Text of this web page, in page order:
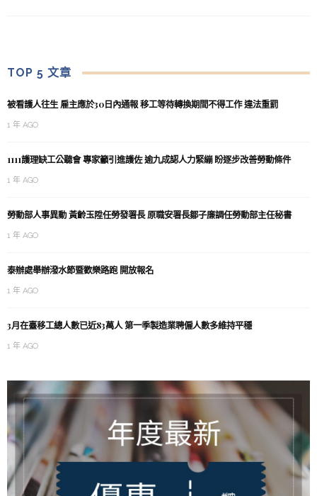
TOP 5 文章
被看護人往生 雇主應於30日內通報 移工等待轉換期間不得工作 違法重罰
1 年 AGO
1111護理缺工公聽會 專家籲引進護佐 逾九成認人力緊繃 盼逐步改善勞動條件
1 年 AGO
勞動部人事異動 黃齡玉陞任勞發署長 原職安署長鄒子廉調任勞動部主任秘書
1 年 AGO
泰辦處舉辦潑水節暨歡樂路跑 開放報名
1 年 AGO
3月在臺移工總人數已近83萬人 第一季製造業聘僱人數多維持平穩
1 年 AGO